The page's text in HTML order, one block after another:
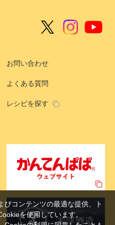
お問い合わせ
よくある質問
レシピを探す
びコンテンツの最適な提供、ト
を使用しています。